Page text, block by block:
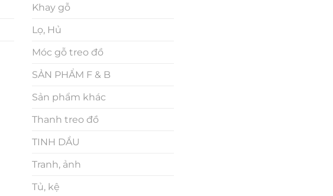
Khay gỗ
Lọ, Hủ
Móc gỗ treo đồ
SẢN PHẨM F & B
Sản phẩm khác
Thanh treo đồ
TINH DẦU
Tranh, ảnh
Tủ, kệ